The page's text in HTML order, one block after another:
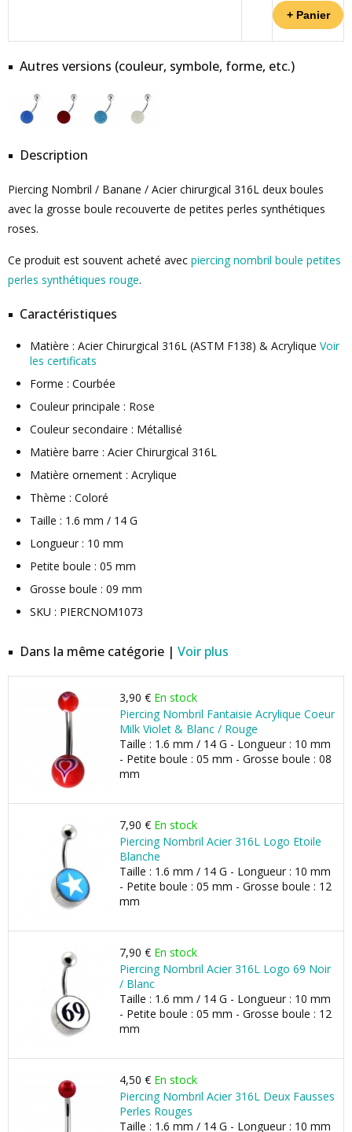
Autres versions (couleur, symbole, forme, etc.)
Description
Piercing Nombril / Banane / Acier chirurgical 316L deux boules
avec la grosse boule recouverte de petites perles synthétiques
roses.
Ce produit est souvent acheté avec piercing nombril boule petites
perles synthétiques rouge.
Caractéristiques
Matière : Acier Chirurgical 316L (ASTM F138) & Acrylique Voir
les certificats
Forme : Courbée
Couleur principale : Rose
Couleur secondaire : Métallisé
Matière barre : Acier Chirurgical 316L
Matière ornement : Acrylique
Thème : Coloré
Taille : 1.6 mm / 14 G
Longueur : 10 mm
Petite boule : 05 mm
Grosse boule : 09 mm
SKU : PIERCNOM1073
Dans la même catégorie | Voir plus
3,90 € En stock
Piercing Nombril Fantaisie Acrylique Coeur
Milk Violet & Blanc / Rouge
Taille : 1.6 mm / 14 G - Longueur : 10 mm
- Petite boule : 05 mm - Grosse boule : 08
mm
7,90 € En stock
Piercing Nombril Acier 316L Logo Etoile
Blanche
Taille : 1.6 mm / 14 G - Longueur : 10 mm
- Petite boule : 05 mm - Grosse boule : 12
mm
7,90 € En stock
Piercing Nombril Acier 316L Logo 69 Noir
/ Blanc
Taille : 1.6 mm / 14 G - Longueur : 10 mm
- Petite boule : 05 mm - Grosse boule : 12
mm
4,50 € En stock
Piercing Nombril Acier 316L Deux Fausses
Perles Rouges
Taille : 1.6 mm / 14 G - Longueur : 10 mm